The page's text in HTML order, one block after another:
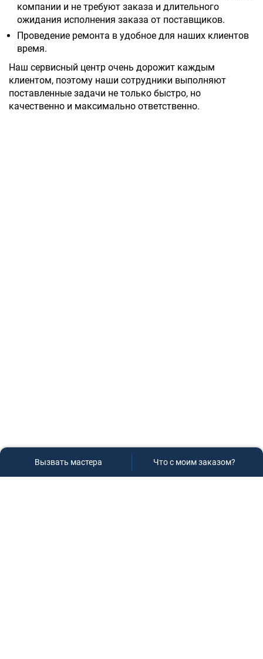
компании и не требуют заказа и длительного
ожидания исполнения заказа от поставщиков.
Проведение ремонта в удобное для наших клиентов
время.
Наш сервисный центр очень дорожит каждым
клиентом, поэтому наши сотрудники выполняют
поставленные задачи не только быстро, но
качественно и максимально ответственно.
Вызвать мастера Что с моим заказом?